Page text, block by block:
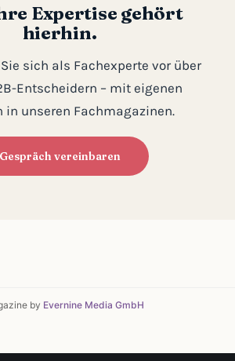
Expertise gehört
hierhin.
sich als Fachexperte vor über
Entscheidern – mit eigenen
in unseren Fachmagazinen.
Gespräch vereinbaren
by Evernine Media GmbH